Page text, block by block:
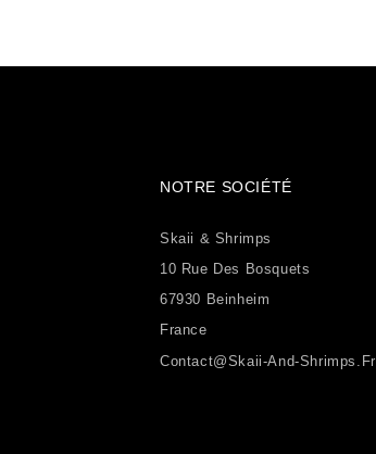
NOTRE SOCIÉTÉ
Skaii & Shrimps
10 Rue Des Bosquets
67930 Beinheim
France
Contact@skaii-And-Shrimps.fr